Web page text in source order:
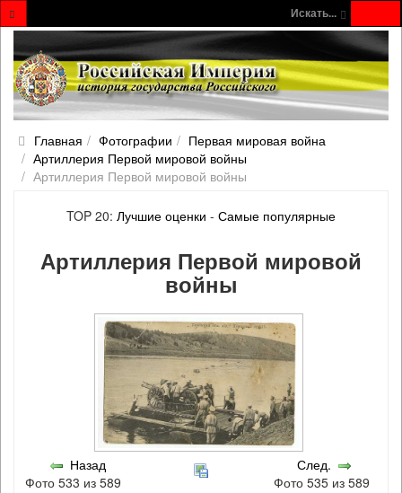
Искать...
Главная Фотографии
Первая мировая война
Артиллерия Первой мировой войны
Артиллерия Первой мировой войны
TOP 20: Лучшие оценки - Самые популярные
Артиллерия Первой мировой
войны
Назад
Фото 533 из 589
След.
Фото 535 из 589